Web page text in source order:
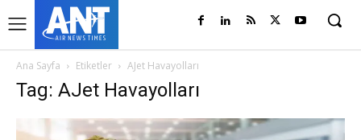
Ana Sayfa Etiketler AJet Havayolları
Tag: AJet Havayolları